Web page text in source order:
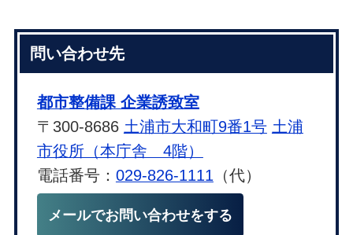
問い合わせ先
都市整備課 企業誘致室
〒300-8686 土浦市大和町9番1号 土浦
市役所（本庁舎 4階）
電話番号： 029-826-1111 （代）
メールでお問い合わせをする